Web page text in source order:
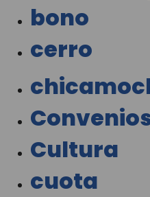
bono
cerro
Cultura
cuota